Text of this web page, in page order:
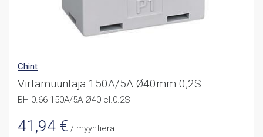
Chint
Virtamuuntaja 150A/5A Ø40mm 0,2S
BH-0.66 150A/5A Ø40 cl.0.2S
41,94 € / myyntierä